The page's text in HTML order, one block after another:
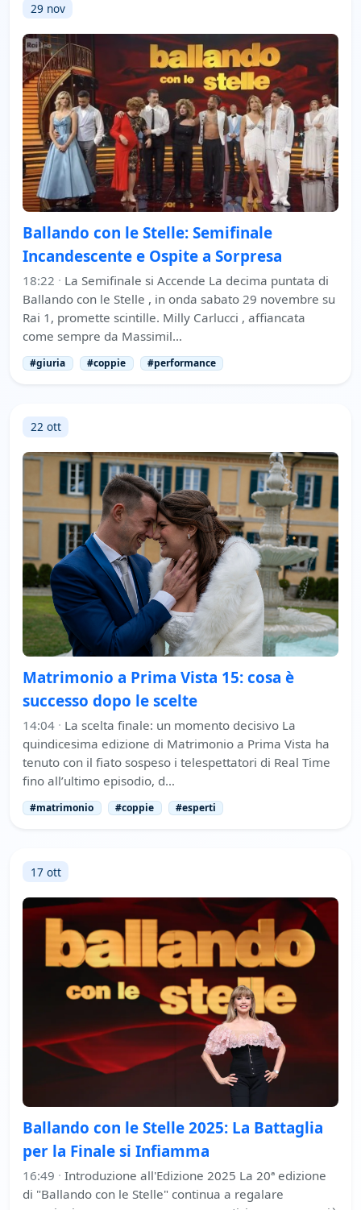
29 nov
Ballando con le Stelle: Semifinale
Incandescente e Ospite a Sorpresa
18:22 · La Semifinale si Accende La decima puntata di
Ballando con le Stelle , in onda sabato 29 novembre su
Rai 1, promette scintille. Milly Carlucci , affiancata
come sempre da Massimil…
#giuria #coppie #performance
22 ott
Matrimonio a Prima Vista 15: cosa è
successo dopo le scelte
14:04 · La scelta finale: un momento decisivo La
quindicesima edizione di Matrimonio a Prima Vista ha
tenuto con il fiato sospeso i telespettatori di Real Time
fino all’ultimo episodio, d…
#matrimonio #coppie #esperti
17 ott
Ballando con le Stelle 2025: La Battaglia
per la Finale si Infiamma
16:49 · Introduzione all'Edizione 2025 La 20ª edizione
di "Ballando con le Stelle" continua a regalare